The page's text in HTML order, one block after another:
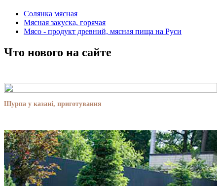
Солянка мясная
Мясная закуска, горячая
Мясо - продукт древний, мясная пища на Руси
Что нового на сайте
Шурпа у казані, приготування